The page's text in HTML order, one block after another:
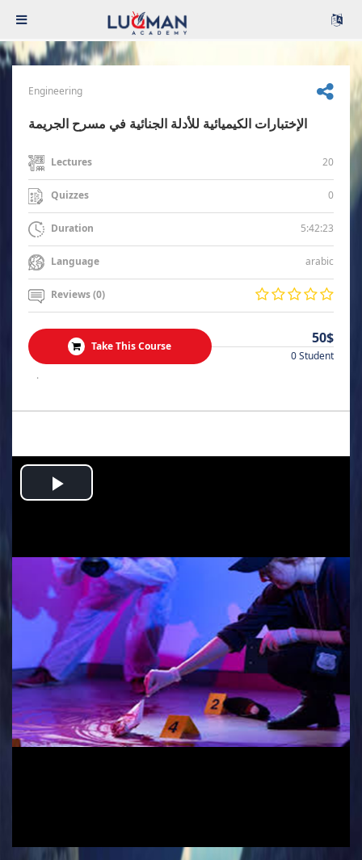
Engineering
الإختبارات الكيميائية للأدلة الجنائية في مسرح الجريمة
Lectures 20
Quizzes 0
Duration 5:42:23
Language arabic
Reviews (0)
Take This Course 50$
0 Student
.
Play